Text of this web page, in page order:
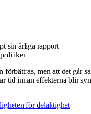
sin årliga rapport
förbättras, men att det går
tid innan effekterna blir
för delaktighet